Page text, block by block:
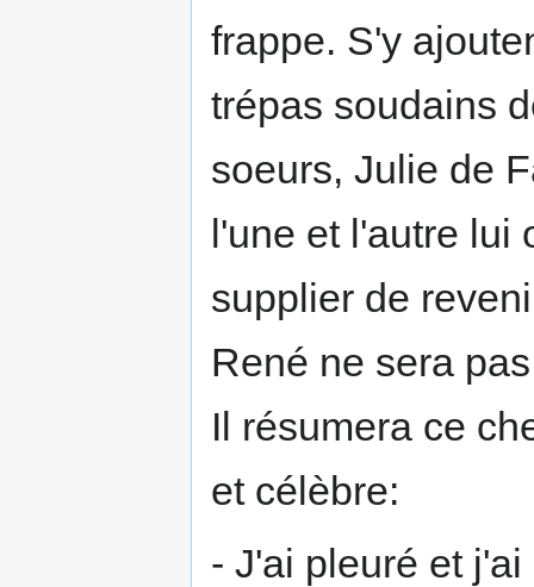
frappe. S'y
trépas soudains
soeurs, Julie de
l'une et l'autre lui
supplier de
René ne sera
Il résumera ce
et célèbre:
- J'ai pleuré et j'ai